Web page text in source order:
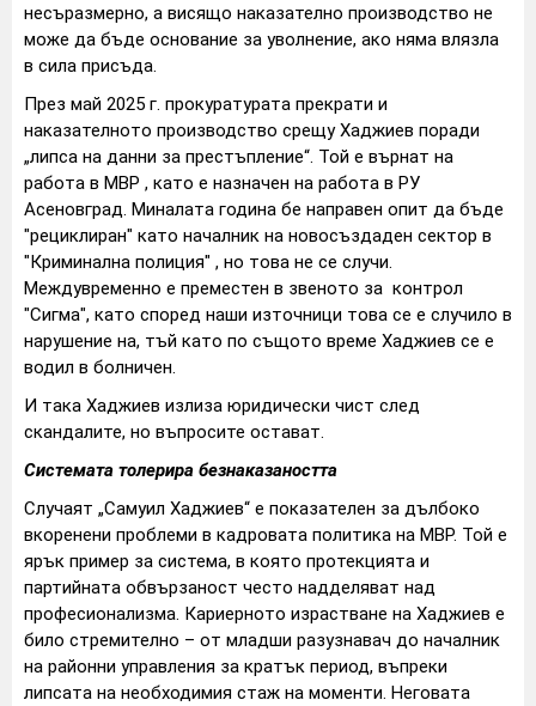
несъразмерно, а висящо наказателно производство не
може да бъде основание за уволнение, ако няма влязла
в сила присъда.
През май 2025 г. прокуратурата прекрати и
наказателното производство срещу Хаджиев поради
„липса на данни за престъпление“. Той е върнат на
работа в МВР , като е назначен на работа в РУ
Асеновград. Миналата година бе направен опит да бъде
"рециклиран" като началник на новосъздаден сектор в
"Криминална полиция" , но това не се случи.
Междувременно е преместен в звеното за контрол
"Сигма", като според наши източници това се е случило в
нарушение на, тъй като по същото време Хаджиев се е
водил в болничен.
И така Хаджиев излиза юридически чист след
скандалите, но въпросите остават.
Системата толерира безнаказаността
Случаят „Самуил Хаджиев“ е показателен за дълбоко
вкоренени проблеми в кадровата политика на МВР. Той е
ярък пример за система, в която протекцията и
партийната обвързаност често надделяват над
професионализма. Кариерното израстване на Хаджиев е
било стремително – от младши разузнавач до началник
на районни управления за кратък период, въпреки
липсата на необходимия стаж на моменти. Неговата